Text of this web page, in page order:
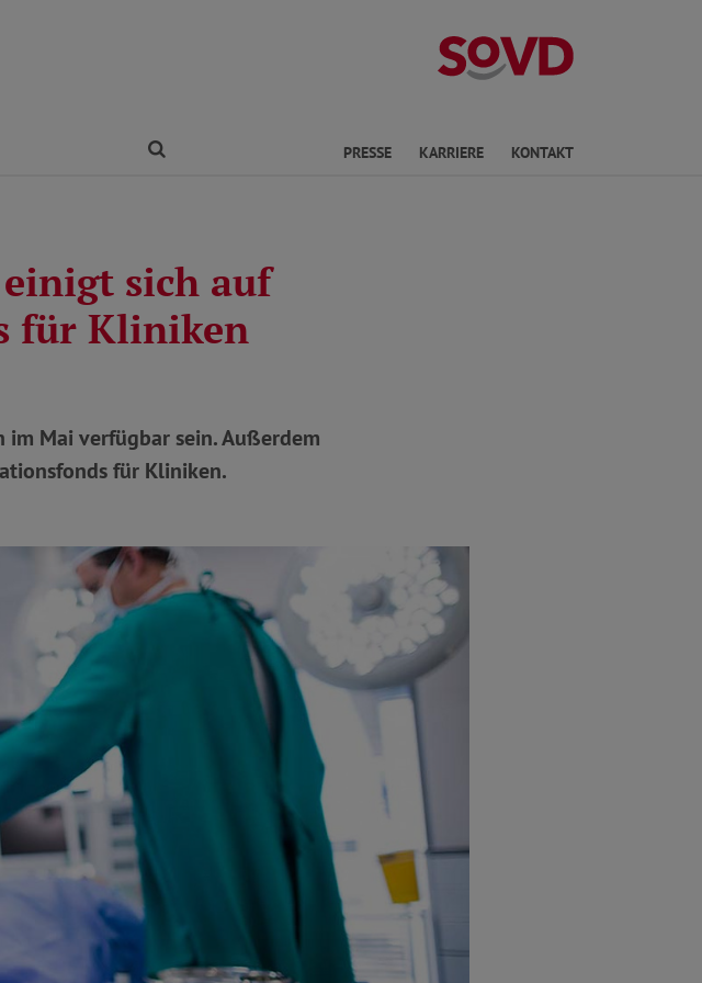
Landesverband
PRESSE KARRIERE KONTAKT
sich auf
für Kliniken
im Mai verfügbar sein. Außerdem
für Kliniken.